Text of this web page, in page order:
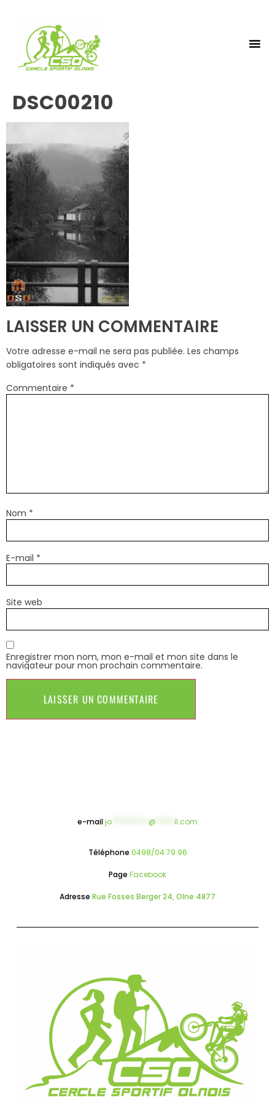
DSC00210
LAISSER UN COMMENTAIRE
Votre adresse e-mail ne sera pas publiée. Les champs
obligatoires sont indiqués avec *
Commentaire *
Nom *
E-mail *
Site web
Enregistrer mon nom, mon e-mail et mon site dans le
navigateur pour mon prochain commentaire.
e-mailjo @ il.com
Téléphone 0498/04.79.96
Page Facebook
Adresse Rue Fosses Berger 24, Olne 4877